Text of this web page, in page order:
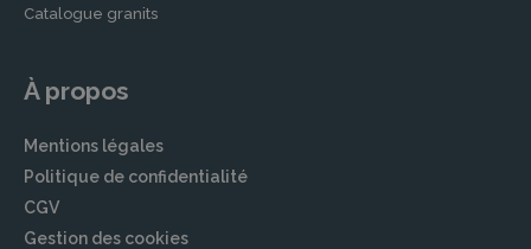
Catalogue granits
À propos
Mentions légales
Politique de confidentialité
CGV
Gestion des cookies